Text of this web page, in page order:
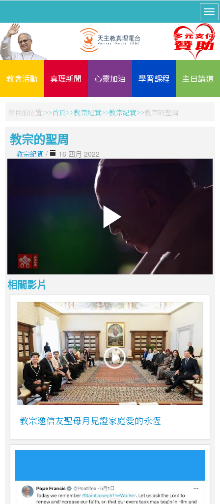
教會活動 真理新聞 心靈加油 學習課程 主日講道
你目前位置: 首頁 教宗紀實 教宗紀實 教宗的聖周
教宗的聖周
教宗紀實 / 16 四月 2022
相關影片
教宗邀信友聖母月見證家庭愛的永恆